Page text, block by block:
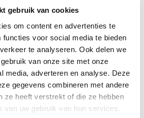
gebruik van cookies
om content en advertenties te
functies voor social media te bieden
te analyseren. Ook delen we
van onze site met onze
media, adverteren en analyse. Deze
gegevens combineren met andere
ze heeft verstrekt of die ze hebben
van uw gebruik van hun services.
worden uitgedaagd, bewogen
getrokken. Maar wat blijft er
is opgedroogd en de groep naar
lezing geeft je bootcamp een
laag die de ervaring
spreker die aansluit bij de
programma zorgt ervoor dat de
dat teamleden niet alleen hebben
begrepen. Het effect van